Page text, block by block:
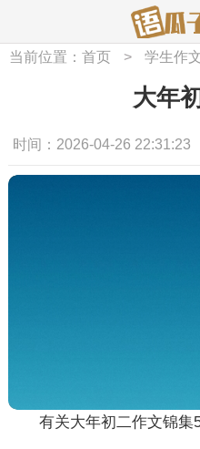
当前位置： 首页 > 学生作
大年
时间：2026-04-26 22:31:23
有关大年初二作文锦集